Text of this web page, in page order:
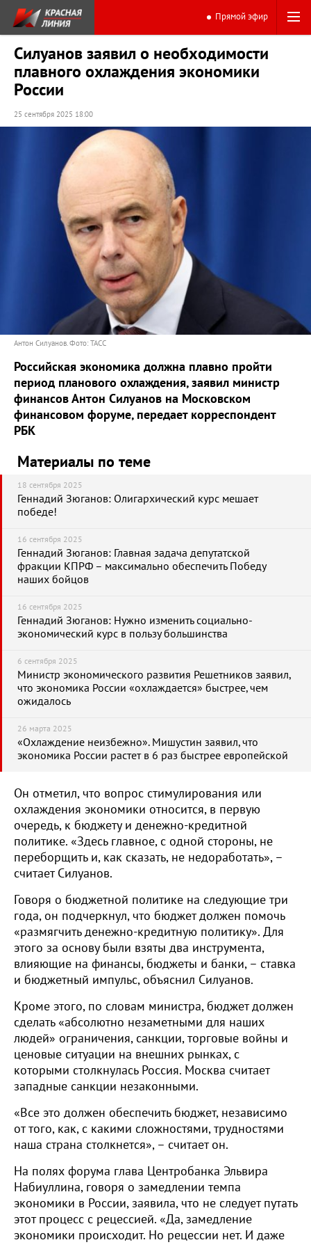
Прямой эфир
Силуанов заявил о необходимости
плавного охлаждения экономики
России
25 сентября 2025 18:00
Антон Силуанов. Фото: ТАСС
Российская экономика должна плавно пройти
период планового охлаждения, заявил министр
финансов Антон Силуанов на Московском
финансовом форуме, передает корреспондент
РБК
Материалы по теме
18 сентября 2025
Геннадий Зюганов: Олигархический курс мешает
победе!
16 сентября 2025
Геннадий Зюганов: Главная задача депутатской
фракции КПРФ – максимально обеспечить Победу
наших бойцов
16 сентября 2025
Геннадий Зюганов: Нужно изменить социально-
экономический курс в пользу большинства
6 сентября 2025
Министр экономического развития Решетников заявил,
что экономика России «охлаждается» быстрее, чем
ожидалось
26 марта 2025
«Охлаждение неизбежно». Мишустин заявил, что
экономика России растет в 6 раз быстрее европейской
Он отметил, что вопрос стимулирования или
охлаждения экономики относится, в первую
очередь, к бюджету и денежно-кредитной
политике. «Здесь главное, с одной стороны, не
переборщить и, как сказать, не недоработать», –
считает Силуанов.
Говоря о бюджетной политике на следующие три
года, он подчеркнул, что бюджет должен помочь
«размягчить денежно-кредитную политику». Для
этого за основу были взяты два инструмента,
влияющие на финансы, бюджеты и банки, – ставка
и бюджетный импульс, объяснил Силуанов.
Кроме этого, по словам министра, бюджет должен
сделать «абсолютно незаметными для наших
людей» ограничения, санкции, торговые войны и
ценовые ситуации на внешних рынках, с
которыми столкнулась Россия. Москва считает
западные санкции незаконными.
«Все это должен обеспечить бюджет, независимо
от того, как, с какими сложностями, трудностями
наша страна столкнется», – считает он.
На полях форума глава Центробанка Эльвира
Набиуллина, говоря о замедлении темпа
экономики в России, заявила, что не следует путать
этот процесс с рецессией. «Да, замедление
экономики происходит. Но рецессии нет. И даже